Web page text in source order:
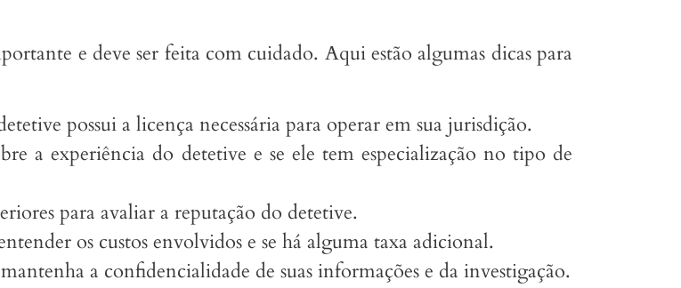
e deve ser feita com cuidado. Aqui estão algumas dicas para
possui a licença necessária para operar em sua jurisdição.
a experiência do detetive e se ele tem especialização no tipo de
para avaliar a reputação do detetive.
os custos envolvidos e se há alguma taxa adicional.
a confidencialidade de suas informações e da investigação.